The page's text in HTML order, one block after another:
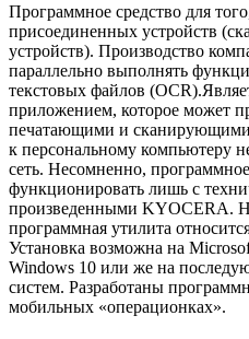
Программное средство для
присоединенных устройств
устройств). Производство
параллельно выполнять
текстовых файлов
приложением, которое может
печатающими и
к персональному компьютеру
сеть. Несомненно,
функционировать лишь с
произведенными KYOCERA.
программная утилита
Установка возможна на
Windows 10 или же на
систем. Разработаны
мобильных «операционках».